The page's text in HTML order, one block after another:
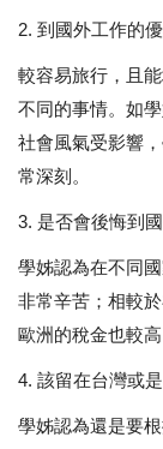
2. 到國外工作的
較容易旅行，且
不同的事情。如
社會風氣受影響
常深刻。
3. 是否會後悔到
學姊認為在不同
非常辛苦；相較
歐洲的稅金也較
4. 該留在台灣或
學姊認為還是要